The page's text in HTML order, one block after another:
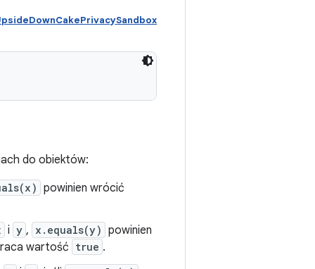
do obiektów:
powinien wrócić
i y , x.equals(y) powinien
wartość true .